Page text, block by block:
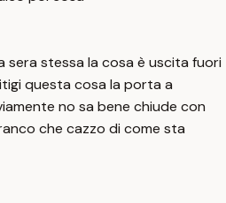
sera stessa la cosa è uscita fuori
questa cosa la porta a
no sa bene chiude con
che cazzo di come sta